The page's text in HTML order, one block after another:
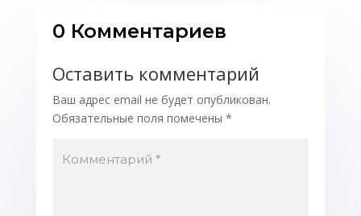
0 Комментариев
Оставить комментарий
Ваш адрес email не будет опубликован.
Обязательные поля помечены *